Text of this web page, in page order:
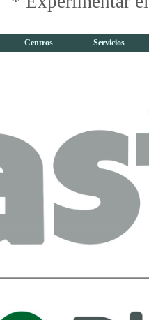
Centros Servicios